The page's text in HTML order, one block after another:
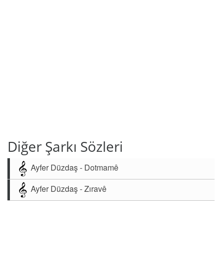
Diğer Şarkı Sözleri
Ayfer Düzdaş - Dotmamê
Ayfer Düzdaş - Zıravê